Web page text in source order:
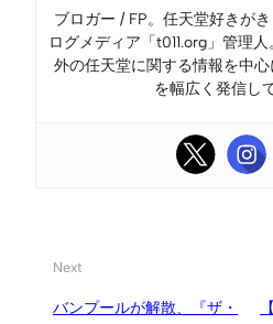
ブロガー / FP。任天堂好きが
ログメディア「t011.org」管理
外の任天堂に関する情報を中
を幅広く発信し
Next
バンプールが解散、『ザ・